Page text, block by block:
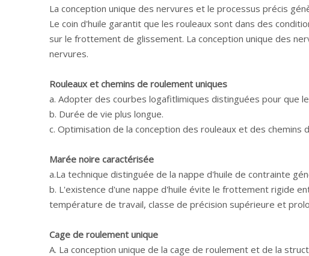
La conception unique des nervures et le processus précis
Le coin d'huile garantit que les rouleaux sont dans des
sur le frottement de glissement. La conception unique des
nervures.
Rouleaux et chemins de roulement uniques
a. Adopter des courbes logafitlimiques distinguées pour que
b. Durée de vie plus longue.
c. Optimisation de la conception des rouleaux et des
Marée noire caractérisée
a.La technique distinguée de la nappe d'huile de contrainte
b. L'existence d'une nappe d'huile évite le frottement rigide
température de travail, classe de précision supérieure et
Cage de roulement unique
A. La conception unique de la cage de roulement et de la